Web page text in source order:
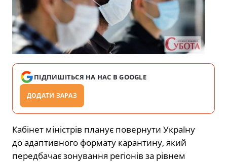
ПІДПИШІТЬСЯ НА НАС В GOOGLE
ДОДАТИ ЗАРАЗ
Кабінет міністрів планує повернути Україну
до адаптивного формату карантину, який
передбачає зонування регіонів за рівнем